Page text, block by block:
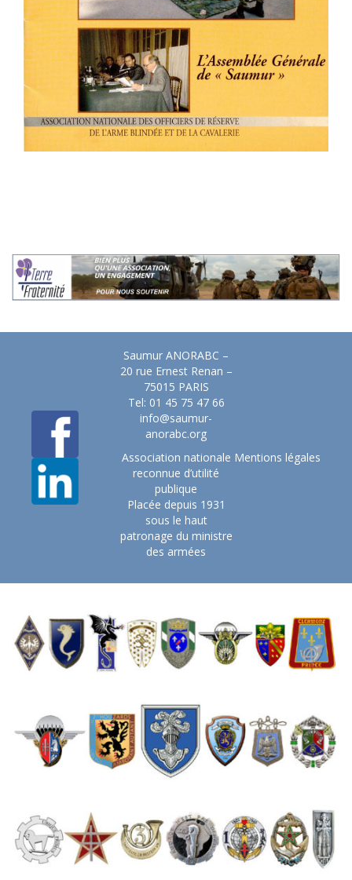
Saumur ANORABC –
20 rue Ernest Renan –
75015 PARIS
Tel: 01 45 75 47 66
info@saumur-
anorabc.org
Association nationale
reconnue d’utilité
publique
Placée depuis 1931
sous le haut
patronage du ministre
des armées
Mentions légales